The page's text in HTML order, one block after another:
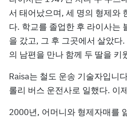
서 태어났으며, 세 명의 형제와
다. 학교를 졸업한 후 라이사는
을 갔고, 그 후 그곳에서 살았다
의 남편을 만나 함께 두 딸을 키
Raisa는 철도 운송 기술자입니
롤리 버스 운전사로 일했다. 이
2000년, 어머니와 형제자매를